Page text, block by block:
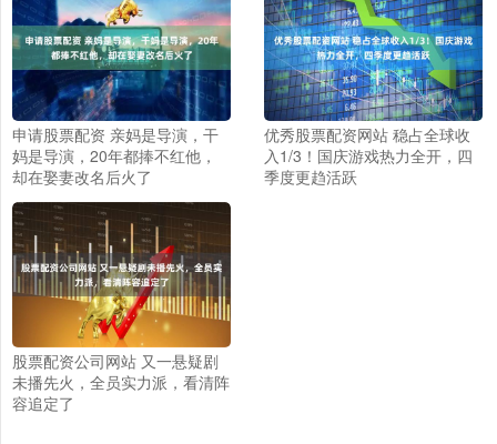
申请股票配资 亲妈是导演，干
妈是导演，20年都捧不红他，
却在娶妻改名后火了
优秀股票配资网站 稳占全球收
入1/3！国庆游戏热力全开，四
季度更趋活跃
股票配资公司网站 又一悬疑剧
未播先火，全员实力派，看清阵
容追定了